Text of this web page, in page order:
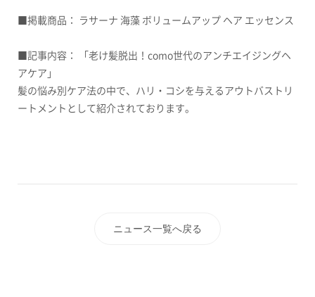
■掲載商品： ラサーナ 海藻 ボリュームアップ ヘア エッセンス
■記事内容： 「老け髪脱出！como世代のアンチエイジングヘ
アケア」
髪の悩み別ケア法の中で、ハリ・コシを与えるアウトバストリ
ートメントとして紹介されております。
ニュース一覧へ戻る